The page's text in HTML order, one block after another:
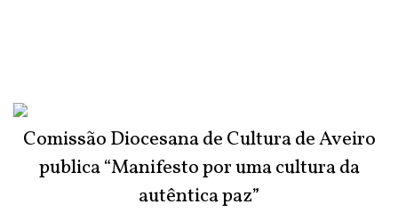
Comissão Diocesana de Cultura de Aveiro
publica “Manifesto por uma cultura da
autêntica paz”